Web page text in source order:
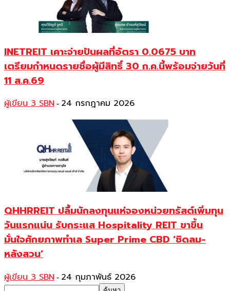
INETREIT เคาะจ่ายปันผลที่อัตรา 0.0675 บาท
เตรียมกำหนดรายชื่อผู้มีสิทธิ์ 30 ก.ค.นี้พร้อมจ่ายวันที่
11 ส.ค.69
ผู้เขียน 3 SBN - 24 กรกฎาคม 2026
QHHRREIT ปลื้มนักลงทุนแห่จองหน่วยทรัสต์เพิ่มทุน
วันแรกแน่น รับกระแส Hospitality REIT ขาขึ้น
มั่นใจศักยภาพทำเล Super Prime CBD ‘ชิดลม-
หลังสวน’
ผู้เขียน 3 SBN - 24 กุมภาพันธ์ 2026